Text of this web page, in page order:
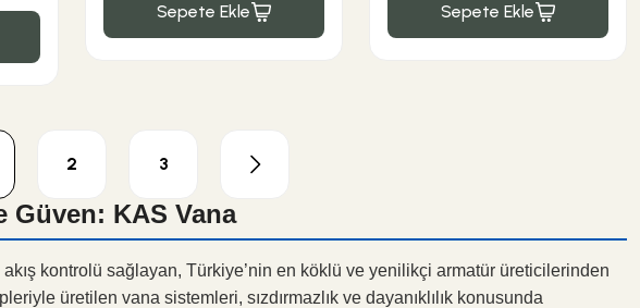
Sepete Ekle Sepete Ekle
2 3
KAS Vana
kontrolü sağlayan, Türkiye’nin en köklü ve yenilikçi armatür üreticilerinden
üretilen vana sistemleri, sızdırmazlık ve dayanıklılık konusunda